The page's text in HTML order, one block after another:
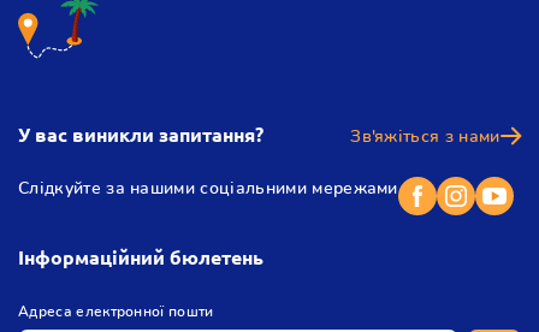
У вас виникли запитання? Зв'яжіться з нами
Слідкуйте за нашими соціальними мережами
Інформаційний бюлетень
Адреса електронної пошти(